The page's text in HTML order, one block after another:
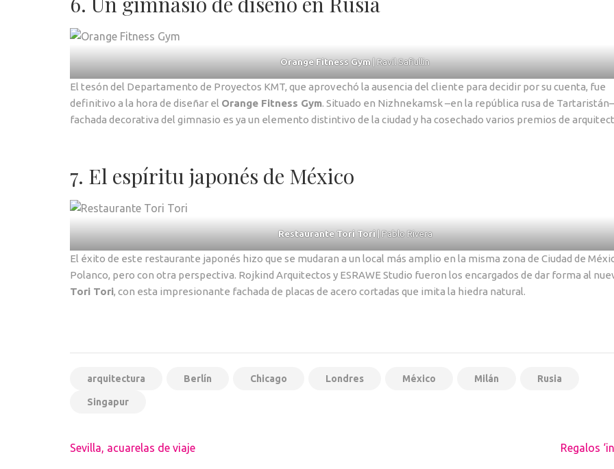
Orange Fitness Gym| Ravil Safiullin
El tesón del Departamento de Proyectos KMT, que aprovechó la ausencia del cliente para decidir por su cuenta, fue
definitivo a la hora de diseñar el Orange Fitness Gym. Situado en Nizhnekamsk –en la república rusa de
fachada decorativa del gimnasio es ya un elemento distintivo de la ciudad y ha cosechado varios premios de
7. El espíritu japonés de México
Restaurante Tori Tori| Pablo Rivera
El éxito de este restaurante japonés hizo que se mudaran a un local más amplio en la misma zona de Ciudad de
Polanco, pero con otra perspectiva. Rojkind Arquitectos y ESRAWE Studio fueron los encargados de dar forma al
Tori Tori, con esta impresionante fachada de placas de acero cortadas que imita la hiedra natural.
arquitectura Berlín Chicago Londres México Milán Rusia
Singapur
Navegación
Sevilla, acuarelas de viaje Regalos